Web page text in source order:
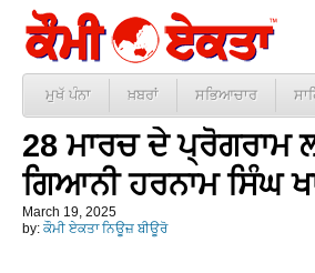
ਮੁਖੱ ਪੰਨਾ ਖ਼ਬਰਾਂ ਸਭਿਆਚਾਰ
28 ਮਾਰਚ ਦੇ ਪ੍ਰੋਗਰਾਮ
ਗਿਆਨੀ ਹਰਨਾਮ ਸਿੰਘ
March 19, 2025
by: ਕੌਮੀ ਏਕਤਾ ਨਿਊਜ਼ ਬੀਊਰੋ